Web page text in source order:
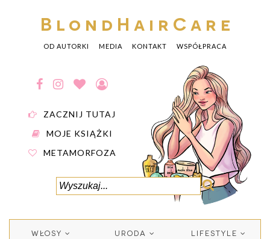
BlondHairCare
OD AUTORKI MEDIA KONTAKT WSPÓŁPRACA
ZACZNIJ TUTAJ
MOJE KSIĄŻKI
METAMORFOZA
WŁOSY URODA LIFESTYLE